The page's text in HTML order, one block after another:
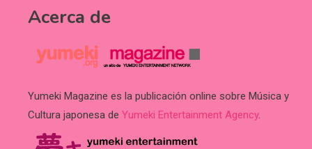
Acerca de
Yumeki Magazine es la publicación online sobre Música y
Cultura japonesa de Yumeki Entertainment Agency.